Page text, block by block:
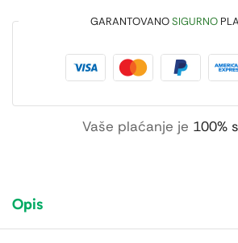
GARANTOVANOSIGURNO
Vaše plaćanje je 100%
Opis